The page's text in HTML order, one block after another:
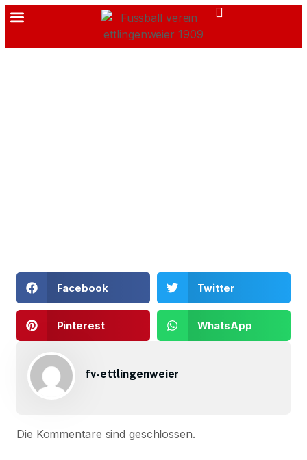
Facebook Twitter
Pinterest WhatsApp
fv-ettlingenweier
Die Kommentare sind geschlossen.